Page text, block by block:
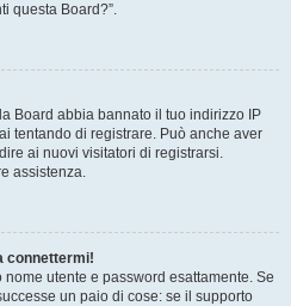
questa Board?”.
Board abbia bannato il tuo indirizzo IP
tentando di registrare. Può anche aver
ai nuovi visitatori di registrarsi.
assistenza.
connettermi!
utente e password esattamente. Se
un paio di cose: se il supporto